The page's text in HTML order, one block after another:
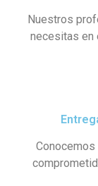
Nuestros
necesitas en